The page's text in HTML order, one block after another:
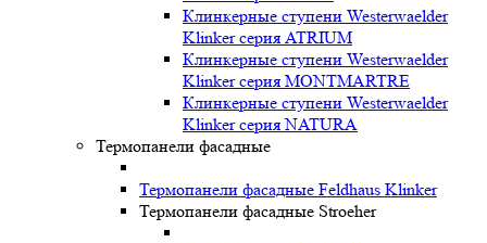
Клинкерные ступени Westerwaelder
Klinker серия ATRIUM
Клинкерные ступени Westerwaelder
Klinker серия MONTMARTRE
Клинкерные ступени Westerwaelder
Klinker серия NATURA
Термопанели фасадные
Термопанели фасадные Feldhaus Klinker
Термопанели фасадные Stroeher